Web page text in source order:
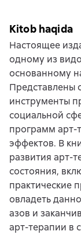
Kitob haqida
Настоящее
одному из
основанному
Представлены
инструменты
социальной
программ арт-
эффектов. В
развития арт-
состояния,
практические
овладеть
азов и
арт-терапии в